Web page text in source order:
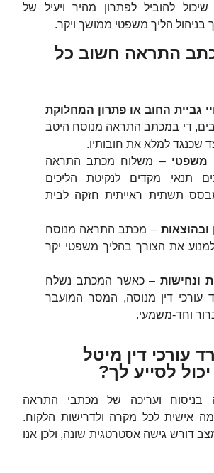
להוביל לפתרון מהיר ויעיל של
בניהול הליך משפטי ממושך ויקר.‏
התראה חשוב כל
גביית החוב או פתרון המחלוקת
די במכתב התראה מנוסח היטב
שכנגד למלא את חובותיו.
משפטי – משלוח מכתב התראה
תנאי מקדים לנקיטת הליכים
תשתית ראייתית חזקה לבית
ובהוצאות – מכתב התראה מנוסח
את הצורך בהליך משפטי יקר
ונחישות– כאשר המכתב נשלח
דין מנוסה, המסר המועבר
וחד-משמעי.‏
עורכי דין מיטל
לסייע לך?
בניסוח ועריכה של מכתבי התראה
אישית לכל מקרה ולדרישות הלקוח.
דורש גישה אסטרטגית שונה, ולכן אנו